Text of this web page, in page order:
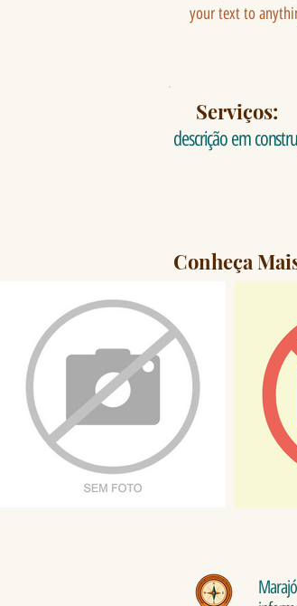
your text to
Serviços:
descrição em
Conheça